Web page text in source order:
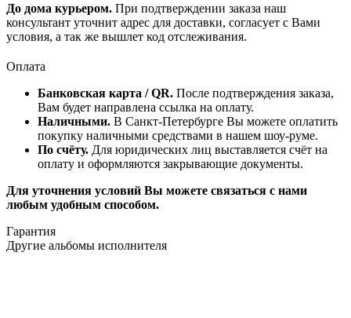
До дома курьером. При подтверждении заказа наш
консультант уточнит адрес для доставки, согласует с Вами
условия, а так же вышлет код отслеживания.
Оплата
Банковская карта / QR. После подтверждения заказа,
Вам будет направлена ссылка на оплату.
Наличными. В Санкт-Петербурге Вы можете оплатить
покупку наличными средствами в нашем шоу-руме.
По счёту. Для юридических лиц выставляется счёт на
оплату и оформляются закрывающие документы.
Для уточнения условий Вы можете связаться с нами
любым удобным способом.
Гарантия
Другие альбомы исполнителя